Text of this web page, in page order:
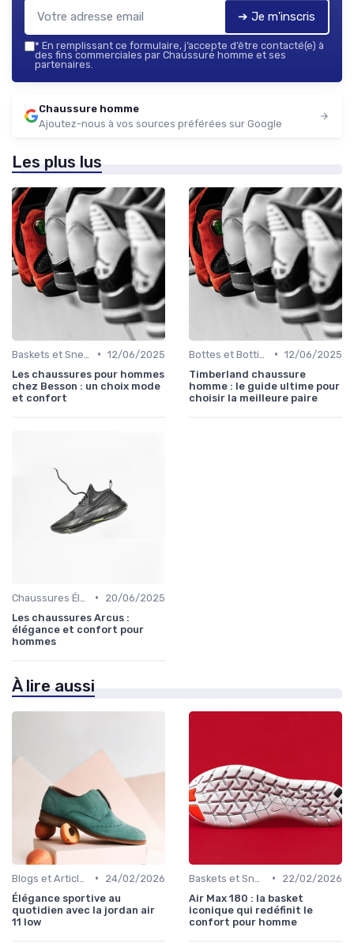
➔ Je m'inscris
* En remplissant ce formulaire, j’accepte d’être contacté(e) à
des fins commerciales par Chaussure homme et ses
partenaires.
Chaussure homme
Ajoutez-nous à vos sources préférées sur Google
Les plus lus
• 12/06/2025
Les chaussures pour hommes
chez Besson : un choix mode
et confort
• 12/06/2025
Timberland chaussure
homme : le guide ultime pour
choisir la meilleure paire
•
20/06/2025
Les chaussures Arcus :
élégance et confort pour
hommes
À lire aussi
•
24/02/2026
Élégance sportive au
quotidien avec la jordan air
11 low
•
22/02/2026
Air Max 180 : la basket
iconique qui redéfinit le
confort pour homme